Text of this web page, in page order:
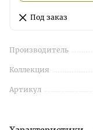
Под заказ
Производитель
Коллекция
Артикул